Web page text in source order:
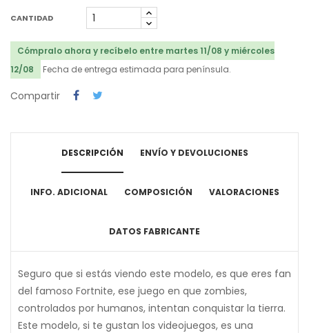
CANTIDAD
Cómpralo ahora y recíbelo entre martes 11/08 y miércoles
12/08
Fecha de entrega estimada para península.
Compartir
DESCRIPCIÓN ENVÍO Y DEVOLUCIONES
INFO. ADICIONAL COMPOSICIÓN VALORACIONES
DATOS FABRICANTE
Seguro que si estás viendo este modelo, es que eres fan
del famoso Fortnite, ese juego en que zombies,
controlados por humanos, intentan conquistar la tierra.
Este modelo, si te gustan los videojuegos, es una